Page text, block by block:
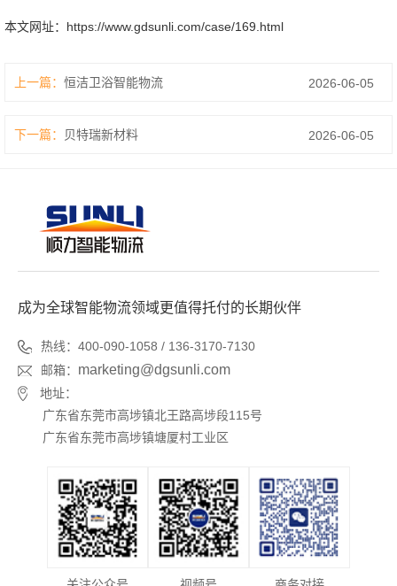
本文网址： https://www.gdsunli.com/case/169.html
上一篇： 恒洁卫浴智能物流 2026-06-05
下一篇： 贝特瑞新材料 2026-06-05
成为全球智能物流领域更值得托付的长期伙伴
热线：400-090-1058 / 136-3170-7130
邮箱： marketing@dgsunli.com
地址：
广东省东莞市高埗镇北王路高埗段115号
广东省东莞市高埗镇塘厦村工业区